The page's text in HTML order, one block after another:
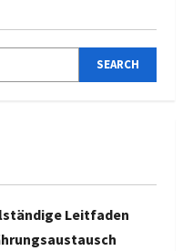
SEARCH
Leitfaden